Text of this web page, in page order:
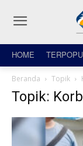
HOME
Beranda Topik
Topik: